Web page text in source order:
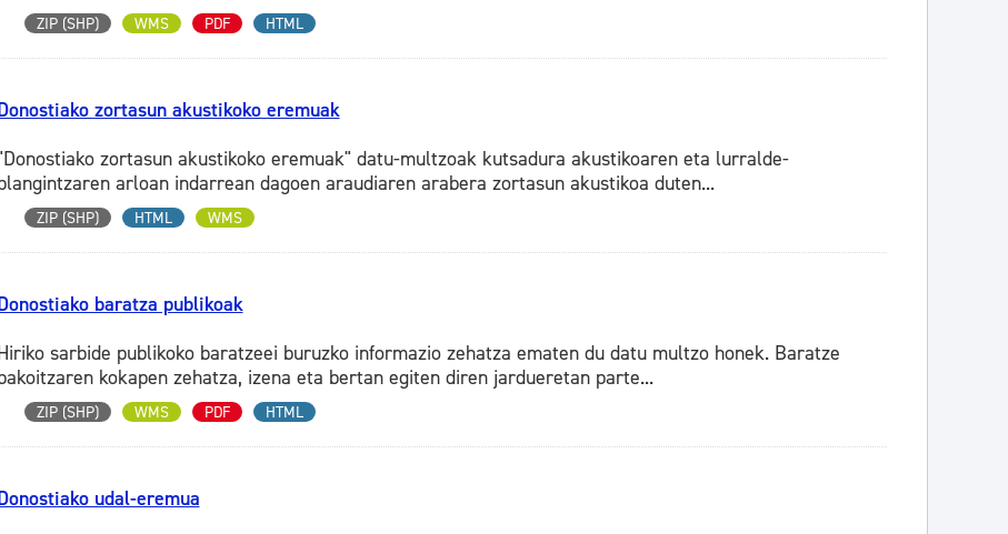
ZIP (SHP) WMS PDF HTML
zortasun akustikoko eremuak
zortasun akustikoko eremuak" datu-multzoak kutsadura akustikoaren eta lurralde-
arloan indarrean dagoen araudiaren arabera zortasun akustikoa duten...
ZIP (SHP) HTML WMS
baratza publikoak
sarbide publikoko baratzeei buruzko informazio zehatza ematen du datu multzo honek. Baratze
kokapen zehatza, izena eta bertan egiten diren jardueretan parte...
ZIP (SHP) WMS PDF HTML
udal-eremua